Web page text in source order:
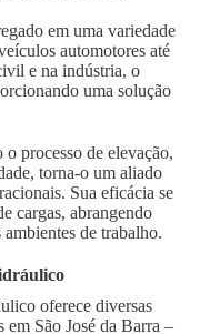
em uma variedade
automotores até
e na indústria, o
uma solução
processo de elevação,
torna-o um aliado
Sua eficácia se
cargas, abrangendo
de trabalho.
oferece diversas
em São José da Barra –